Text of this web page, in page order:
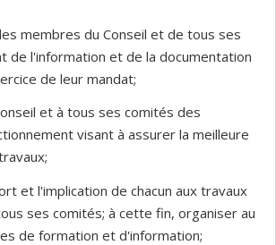
membres du Conseil et de tous ses
de l'information et de la documentation
de leur mandat;
et à tous ses comités des
visant à assurer la meilleure
et l'implication de chacun aux travaux
ses comités; à cette fin, organiser au
de formation et d'information;